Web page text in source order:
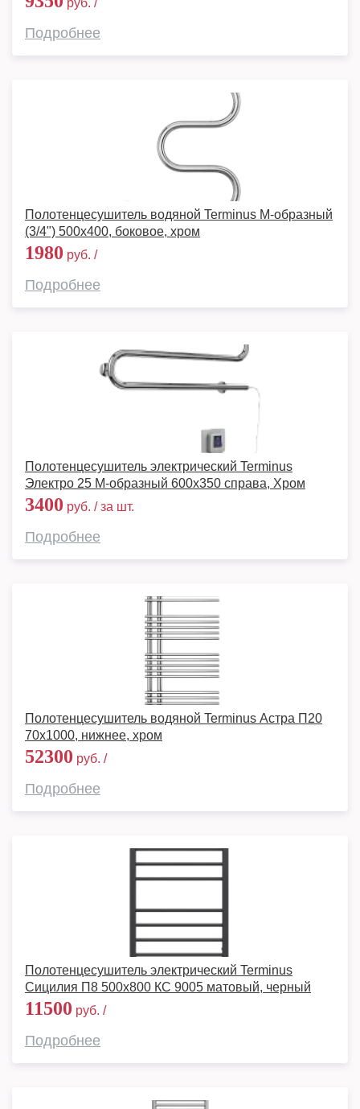
руб. /
Подробнее
Полотенцесушитель водяной Terminus М-образный
(3/4") 500х400, боковое, хром
1980 руб. /
Подробнее
Полотенцесушитель электрический Terminus
Электро 25 М-образный 600х350 справа, Хром
3400 руб. / за шт.
Подробнее
Полотенцесушитель водяной Terminus Астра П20
70х1000, нижнее, хром
52300 руб. /
Подробнее
Полотенцесушитель электрический Terminus
Сицилия П8 500х800 КС 9005 матовый, черный
11500 руб. /
Подробнее